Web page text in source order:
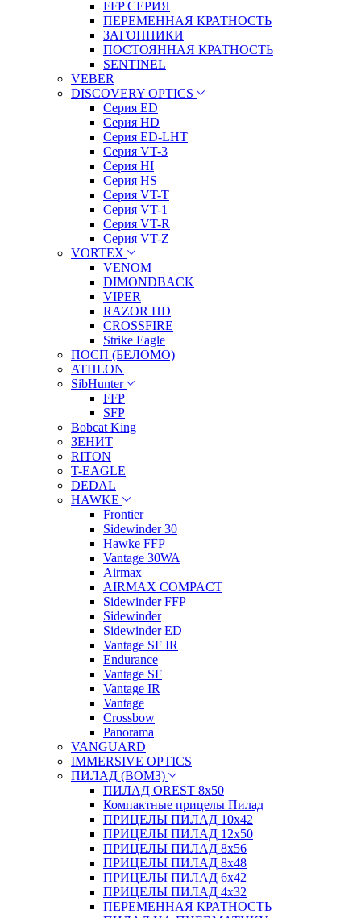
FFP СЕРИЯ
ПЕРЕМЕННАЯ КРАТНОСТЬ
ЗАГОННИКИ
ПОСТОЯННАЯ КРАТНОСТЬ
SENTINEL
VEBER
DISCOVERY OPTICS
Серия ED
Серия HD
Серия ED-LHT
Серия VT-3
Серия HI
Серия HS
Серия VT-T
Серия VT-1
Серия VT-R
Серия VT-Z
VORTEX
VENOM
DIMONDBACK
VIPER
RAZOR HD
CROSSFIRE
Strike Eagle
ПОСП (БЕЛОМО)
ATHLON
SibHunter
FFP
SFP
Bobcat King
ЗЕНИТ
RITON
T-EAGLE
DEDAL
HAWKE
Frontier
Sidewinder 30
Hawke FFP
Vantage 30WA
Airmax
AIRMAX COMPACT
Sidewinder FFP
Sidewinder
Sidewinder ED
Vantage SF IR
Endurance
Vantage SF
Vantage IR
Vantage
Crossbow
Panorama
VANGUARD
IMMERSIVE OPTICS
ПИЛАД (ВОМЗ)
ПИЛАД OREST 8х50
Компактные прицелы Пилад
ПРИЦЕЛЫ ПИЛАД 10х42
ПРИЦЕЛЫ ПИЛАД 12х50
ПРИЦЕЛЫ ПИЛАД 8х56
ПРИЦЕЛЫ ПИЛАД 8х48
ПРИЦЕЛЫ ПИЛАД 6х42
ПРИЦЕЛЫ ПИЛАД 4х32
ПЕРЕМЕННАЯ КРАТНОСТЬ